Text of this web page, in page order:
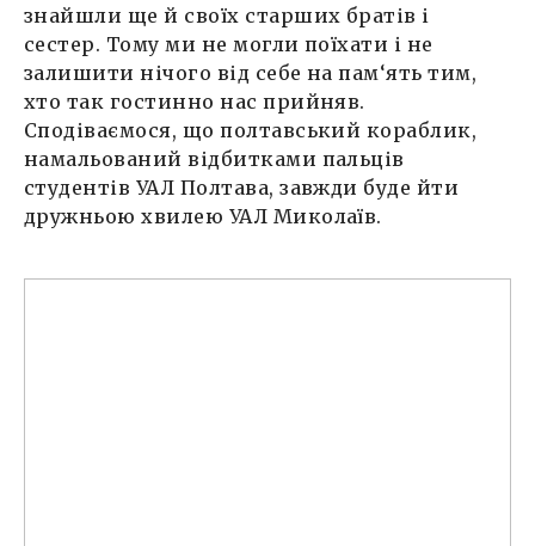
знайшли ще й своїх старших братів і
сестер. Тому ми не могли поїхати і не
залишити нічого від себе на пам‘ять тим,
хто так гостинно нас прийняв.
Сподіваємося, що полтавський кораблик,
намальований відбитками пальців
студентів УАЛ Полтава, завжди буде йти
дружньою хвилею УАЛ Миколаїв.